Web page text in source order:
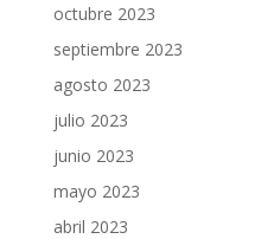
octubre 2023
septiembre 2023
agosto 2023
julio 2023
junio 2023
mayo 2023
abril 2023